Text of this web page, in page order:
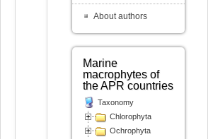
About authors
Marine
macrophytes of
the APR countries
Taxonomy
Chlorophyta
Ochrophyta